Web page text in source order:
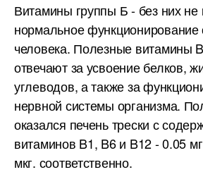
Витамины группы Б - без них
нормальное функционирование
человека. Полезные витамины
отвечают за усвоение белков,
углеводов, а также за
нервной системы организма.
оказался печень трески с
витаминов B1, B6 и B12 - 0.05
мкг. соответственно.